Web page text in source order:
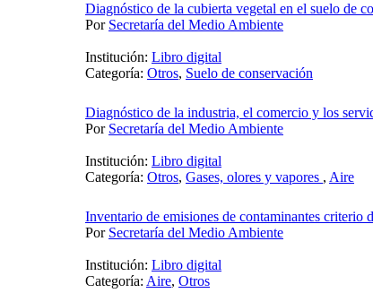
Diagnóstico de la cubierta vegetal en el suelo de
Por Secretaría del Medio Ambiente
Institución: Libro digital
Categoría: Otros, Suelo de conservación
Diagnóstico de la industria, el comercio y los
Por Secretaría del Medio Ambiente
Institución: Libro digital
Categoría: Otros, Gases, olores y vapores , Aire
Inventario de emisiones de contaminantes
Por Secretaría del Medio Ambiente
Institución: Libro digital
Categoría: Aire, Otros